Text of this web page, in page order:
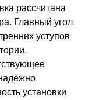
рассчитана
Главный угол
уступов
установки